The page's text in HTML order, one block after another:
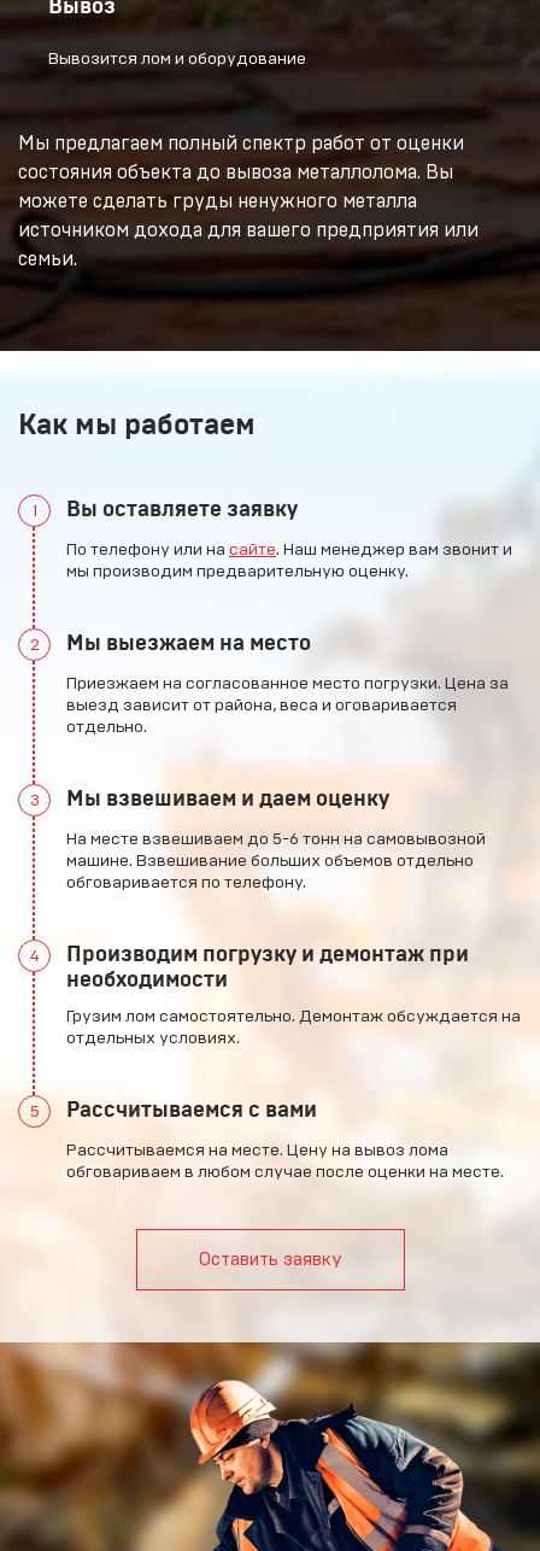
Вывоз
Вывозится лом и оборудование
Мы предлагаем полный спектр работ от оценки
состояния объекта до вывоза металлолома. Вы
можете сделать груды ненужного металла
источником дохода для вашего предприятия или
семьи.
Как мы работаем
1 Вы оставляете заявку
По телефону или на сайте. Наш менеджер вам звонит и
мы производим предварительную оценку.
2 Мы выезжаем на место
Приезжаем на согласованное место погрузки. Цена за
выезд зависит от района, веса и оговаривается
отдельно.
3 Мы взвешиваем и даем оценку
На месте взвешиваем до 5-6 тонн на самовывозной
машине. Взвешивание больших объемов отдельно
обговаривается по телефону.
4
Производим погрузку и демонтаж при
необходимости
Грузим лом самостоятельно. Демонтаж обсуждается на
отдельных условиях.
5 Рассчитываемся с вами
Рассчитываемся на месте. Цену на вывоз лома
обговариваем в любом случае после оценки на месте.
Оставить заявку